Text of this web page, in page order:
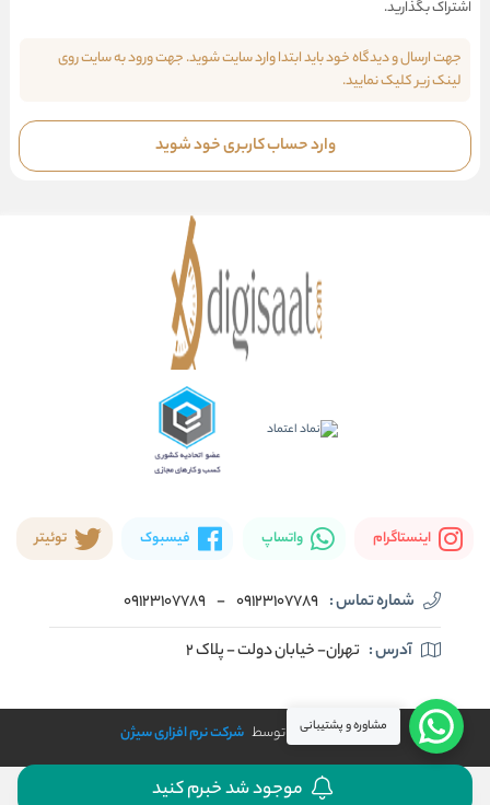
اشتراک بگذارید.
جهت ارسال و دیدگاه خود باید ابتدا وارد سایت شوید. جهت ورود به سایت روی
لینک زیر کلیک نمایید.
وارد حساب کاربری خود شوید
اینستاگرام واتساپ فیسبوک توئیتر
شماره تماس : 09123107789
-
09123107789
آدرس : تهران- خیابان دولت - پلاک ۲
طراحی و توسعه توسط شرکت نرم افزاری سیژن مشاوره و پشتیبانی